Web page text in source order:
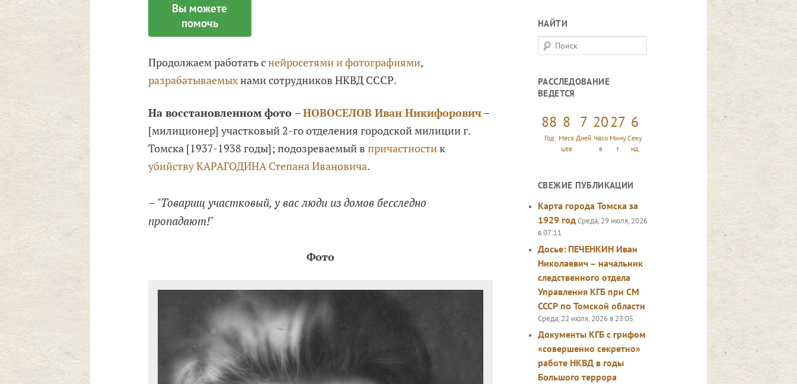
Вы можете
помочь
Продолжаем работать снейросетями и фотографиями,
разрабатываемыхнами сотрудников НКВД СССР.
На восстановленном фото –НОВОСЕЛОВ Иван Никифорович–
[милиционер] участковый 2-го отделения городской милиции г.
Томска [1937-1938 годы]; подозреваемый в причастностик
убийствуКАРАГОДИНА Степана Ивановича.
– "Товарищ участковый, у вас люди из домов бесследно
пропадают!"
Фото
НАЙТИ
П
о
с
к
РАССЛЕДОВАНИЕ
ВЕДЕТСЯ
88
Год
8
Меся
цев
7
Дней
20
Часо
в
27
Мину
т
8
Секу
нд
СВЕЖИЕ ПУБЛИКАЦИИ
Карта города Томска за
1929 годСреда, 29 июля, 2026
в 07:11
Досье: ПЕЧЕНКИН Иван
Николаевич – начальник
следственного отдела
Управления КГБ при СМ
СССР по Томской области
Среда, 22 июля, 2026 в 23:05
Документы КГБ с грифом
«совершенно секретно»
работе НКВД в годы
Большого террора